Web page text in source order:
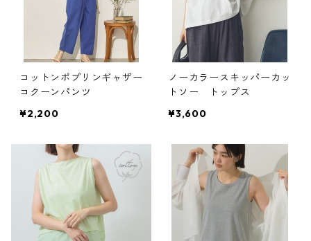
コットンポプリンギャザー
コクーンパンツ
¥2,200
ノーカラースキッパーカッ
トソー トップス
¥3,600